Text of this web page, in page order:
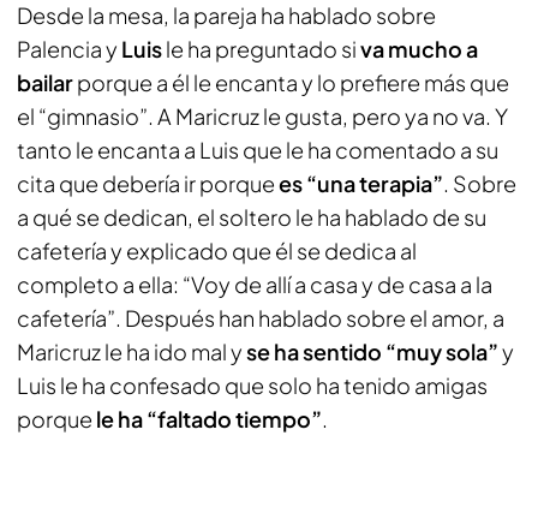
Desde la mesa, la pareja ha hablado sobre
Palencia y Luisle ha preguntado siva mucho a
bailarporque a él le encanta y lo prefiere más que
el “gimnasio”. A Maricruz le gusta, pero ya no va. Y
tanto le encanta a Luis que le ha comentado a su
cita que debería ir porquees “una terapia”. Sobre
a qué se dedican, el soltero le ha hablado de su
cafetería y explicado que él se dedica al
completo a ella: “Voy de allí a casa y de casa a la
cafetería”. Después han hablado sobre el amor, a
Maricruz le ha ido mal yse ha sentido “muy sola”y
Luis le ha confesado que solo ha tenido amigas
porque le ha “faltado tiempo”.